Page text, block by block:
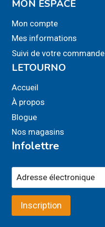
MON ESPACE
Mon compte
Mes informations
Suivi de votre commande
LETOURNO
Accueil
À propos
Blogue
Nos magasins
Infolettre
Inscription